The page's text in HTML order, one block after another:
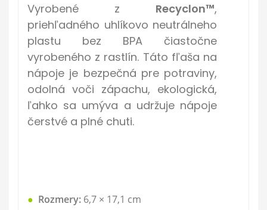
Vyrobené z Recyclon™,
priehľadného uhlíkovo neutrálneho
plastu bez BPA čiastočne
vyrobeného z rastlín. Táto fľaša na
nápoje je bezpečná pre potraviny,
odolná voči zápachu, ekologická,
ľahko sa umýva a udržuje nápoje
čerstvé a plné chuti.
● Rozmery: 6,7 × 17,1 cm